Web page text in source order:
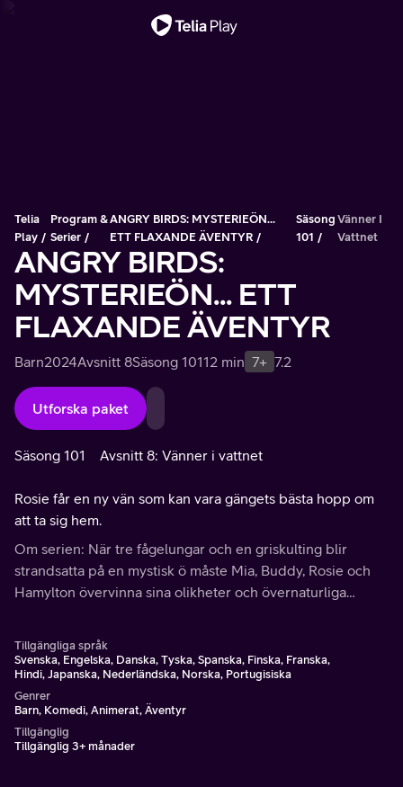
Telia
Play
Program &
Serier
ANGRY BIRDS: MYSTERIEÖN...
ETT FLAXANDE ÄVENTYR
Säsong
101
Vänner I
Vattnet
ANGRY BIRDS:
MYSTERIEÖN... ETT
FLAXANDE ÄVENTYR
Barn2024Avsnitt 8Säsong 10112 min 7+ 7.2
Utforska paket
Säsong 101 Avsnitt 8: Vänner i vattnet
Rosie får en ny vän som kan vara gängets bästa hopp om
att ta sig hem.
Om serien: När tre fågelungar och en griskulting blir
strandsatta på en mystisk ö måste Mia, Buddy, Rosie och
Hamylton övervinna sina olikheter och övernaturliga
Tillgängliga språk
Svenska, Engelska, Danska, Tyska, Spanska, Finska, Franska,
Hindi, Japanska, Nederländska, Norska, Portugisiska
Genrer
Barn, Komedi, Animerat, Äventyr
Tillgänglig
Tillgänglig 3+ månader